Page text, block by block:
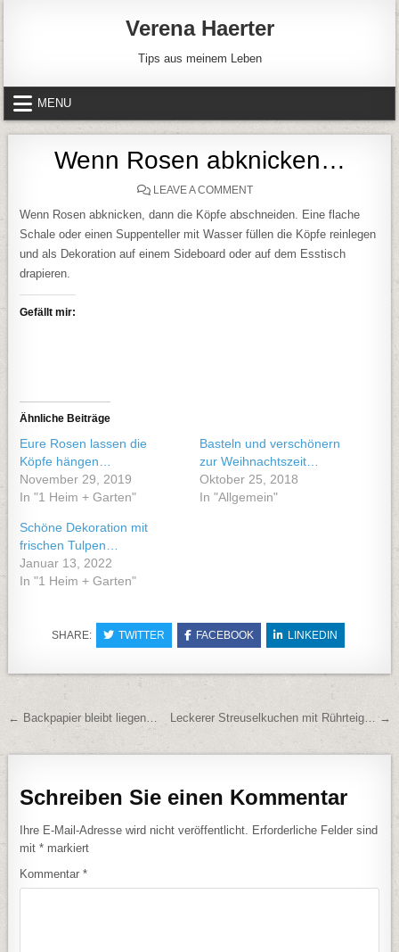
Verena Haerter
Tips aus meinem Leben
MENU
Wenn Rosen abknicken…
LEAVE A COMMENTON WENN ROSEN
Wenn Rosen abknicken, dann die Köpfe abschneiden. Eine flache
Schale oder einen Suppenteller mit Wasser füllen die Köpfe reinlegen
und als Dekoration auf einem Sideboard oder auf dem Esstisch
drapieren.
Gefällt mir:
Ähnliche Beiträge
Eure Rosen lassen die
Köpfe hängen…
November 29, 2019
In "1 Heim + Garten"
Basteln und verschönern
zur Weihnachtszeit…
Oktober 25, 2018
In "Allgemein"
Schöne Dekoration mit
frischen Tulpen…
Januar 13, 2022
In "1 Heim + Garten"
SHARE: TWITTER FACEBOOK LINKEDIN
BeitragsnavigationLeckerer Streuselkuchen mit Rührteig… →
← Backpapier bleibt liegen…
Schreiben Sie einen Kommentar
Ihre E-Mail-Adresse wird nicht veröffentlicht.
Erforderliche Felder sind
mit* markiert
Kommentar*